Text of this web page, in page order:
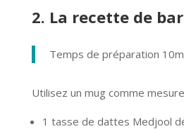
2. La recette de
Temps de préparation
Utilisez un mug comme
1 tasse de dattes Medjool